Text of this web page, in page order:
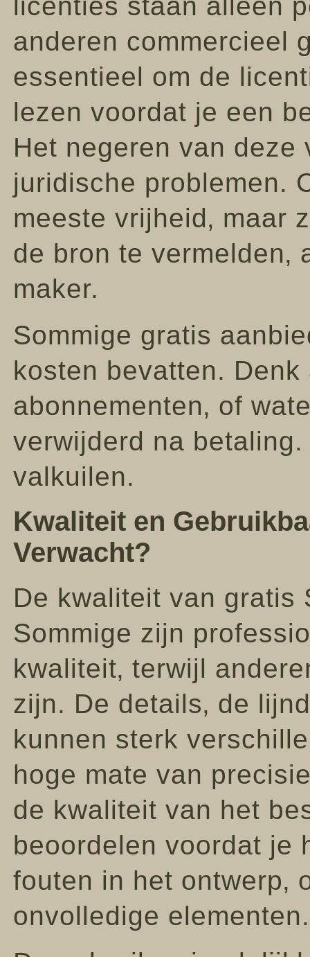
anderen commercieel
essentieel om de
lezen voordat je een
Het negeren van
juridische problemen.
meeste vrijheid‚ maar
de bron te
maker.
Sommige gratis
kosten bevatten. Denk
abonnementen‚ of
verwijderd na
valkuilen.
Kwaliteit en
Verwacht?
De kwaliteit van gratis
Sommige zijn
kwaliteit‚ terwijl
zijn. De details‚ de
kunnen sterk
hoge mate van
de kwaliteit van het
beoordelen voordat je
fouten in het ontwerp‚
onvolledige elementen.